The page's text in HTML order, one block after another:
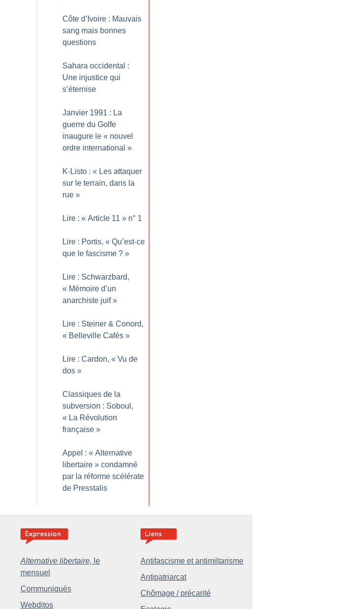
Côte d’Ivoire : Mauvais
sang mais bonnes
questions
Sahara occidental :
Une injustice qui
s’éternise
Janvier 1991 : La
guerre du Golfe
inaugure le « nouvel
ordre international »
K-Listo : « Les attaquer
sur le terrain, dans la
rue »
Lire : « Article 11 » n° 1
Lire : Portis, « Qu’est-ce
que le fascisme ? »
Lire : Schwarzbard,
« Mémoire d’un
anarchiste juif »
Lire : Steiner & Conord,
« Belleville Cafés »
Lire : Cardon, « Vu de
dos »
Classiques de la
subversion : Soboul,
« La Révolution
française »
Appel : « Alternative
libertaire » condamné
par la réforme scélérate
de Presstalis
Alternative libertaire, le
mensuel
Communiqués
Webditos
Antifascisme et antimiltarisme
Antipatriarcat
Chômage / précarité